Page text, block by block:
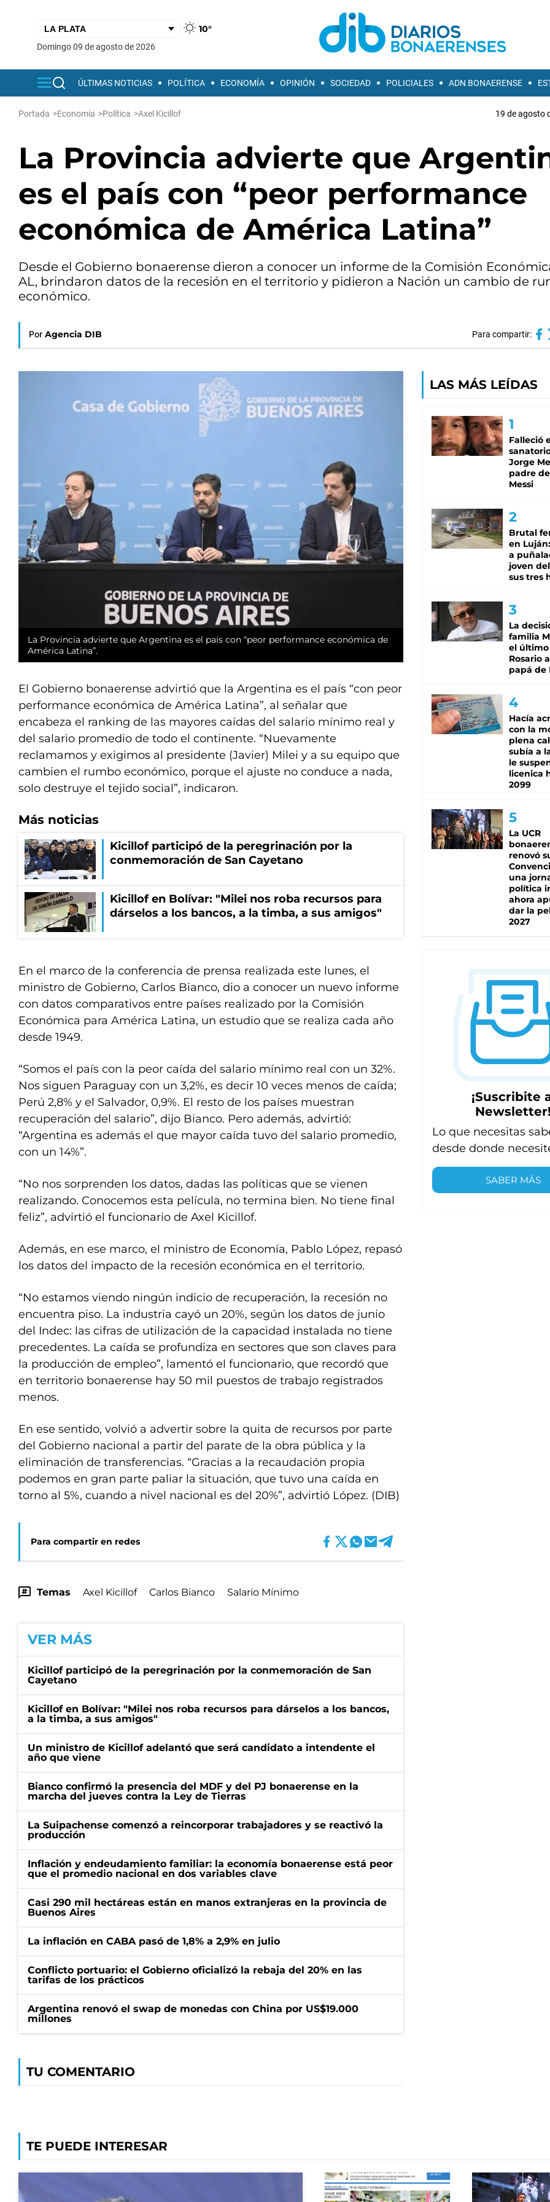
10°
domingo 09 de agosto de 2026
ÚLTIMAS NOTICIAS POLÍTICA ECONOMÍA OPINIÓN SOCIEDAD POLICIALES ADN BONAERENSE
Portada >Economía >Política >Axel Kicillof 19 de agosto
La Provincia advierte que
es el país con “peor performance
económica de América Latina”
Desde el Gobierno bonaerense dieron a conocer un informe de la Comisión
AL, brindaron datos de la recesión en el territorio y pidieron a Nación un cambio de
económico.
Por Agencia DIB Para compartir:
La Provincia advierte que Argentina es el país con “peor performance económica de
América Latina”.
El Gobierno bonaerense advirtió que la Argentina es el país “con peor
performance económica de América Latina”, al señalar que
encabeza el ranking de las mayores caídas del salario mínimo real y
del salario promedio de todo el continente. “Nuevamente
reclamamos y exigimos al presidente (Javier) Milei y a su equipo que
cambien el rumbo económico, porque el ajuste no conduce a nada,
solo destruye el tejido social”, indicaron.
Más noticias
Kicillof participó de la peregrinación por la
conmemoración de San Cayetano
Kicillof en Bolívar: "Milei nos roba recursos para
dárselos a los bancos, a la timba, a sus amigos"
En el marco de la conferencia de prensa realizada este lunes, el
ministro de Gobierno, Carlos Bianco, dio a conocer un nuevo informe
con datos comparativos entre países realizado por la Comisión
Económica para América Latina, un estudio que se realiza cada año
desde 1949.
“Somos el país con la peor caída del salario mínimo real con un 32%.
Nos siguen Paraguay con un 3,2%, es decir 10 veces menos de caída;
Perú 2,8% y el Salvador, 0,9%. El resto de los países muestran
recuperación del salario”, dijo Bianco. Pero además, advirtió:
“Argentina es además el que mayor caída tuvo del salario promedio,
con un 14%”.
“No nos sorprenden los datos, dadas las políticas que se vienen
realizando. Conocemos esta película, no termina bien. No tiene final
feliz”, advirtió el funcionario de Axel Kicillof.
Además, en ese marco, el ministro de Economía, Pablo López, repasó
los datos del impacto de la recesión económica en el territorio.
“No estamos viendo ningún indicio de recuperación, la recesión no
encuentra piso. La industria cayó un 20%, según los datos de junio
del Indec: las cifras de utilización de la capacidad instalada no tiene
precedentes. La caída se profundiza en sectores que son claves para
la producción de empleo”, lamentó el funcionario, que recordó que
en territorio bonaerense hay 50 mil puestos de trabajo registrados
menos.
En ese sentido, volvió a advertir sobre la quita de recursos por parte
del Gobierno nacional a partir del parate de la obra pública y la
eliminación de transferencias. “Gracias a la recaudación propia
podemos en gran parte paliar la situación, que tuvo una caída en
torno al 5%, cuando a nivel nacional es del 20%”, advirtió López. (DIB)
Para compartir en redes
Temas Axel Kicillof Carlos Bianco Salario Mínimo
VER MÁS
Kicillof participó de la peregrinación por la conmemoración de San
Cayetano
Kicillof en Bolívar: "Milei nos roba recursos para dárselos a los bancos,
a la timba, a sus amigos"
Un ministro de Kicillof adelantó que será candidato a intendente el
año que viene
Bianco confirmó la presencia del MDF y del PJ bonaerense en la
marcha del jueves contra la Ley de Tierras
La Suipachense comenzó a reincorporar trabajadores y se reactivó la
producción
Inflación y endeudamiento familiar: la economía bonaerense está peor
que el promedio nacional en dos variables clave
Casi 290 mil hectáreas están en manos extranjeras en la provincia de
Buenos Aires
La inflación en CABA pasó de 1,8% a 2,9% en julio
Conflicto portuario: el Gobierno oficializó la rebaja del 20% en las
tarifas de los prácticos
Argentina renovó el swap de monedas con China por US$19.000
millones
TU COMENTARIO
LAS MÁS LEÍDAS
Falleció
Jorge
padre
Messi
Brutal
en
a
joven
sus tres
La
familia
el último
Rosario
papá de
Hacía
con la
plena
subía a
le
licenica
2099
La UCR
renovó
una
política
ahora
dar la
2027
¡Suscribite
Newsletter!
Lo que necesitas
desde donde
SABER MÁS
TE PUEDE INTERESAR